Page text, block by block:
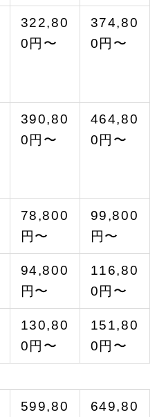
322,80
0円〜
374,80
0円〜
390,80
0円〜
464,80
0円〜
78,800
円〜
99,800
円〜
94,800
円〜
116,80
0円〜
130,80
0円〜
151,80
0円〜
599,80
649,80